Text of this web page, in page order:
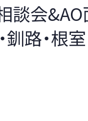
談会
釧路・根室